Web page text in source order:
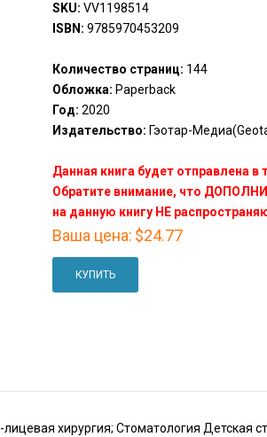
SKU: VV1198514
ISBN: 9785970453209
Количество страниц: 144
Обложка: Paperback
Год: 2020
Издательство: Гэотар-
Данная книга будет отправлена в
Обратите внимание, что
на данную книгу НЕ
Ваша цена: $24.77
КУПИТЬ
хирургия; Стоматология Детская